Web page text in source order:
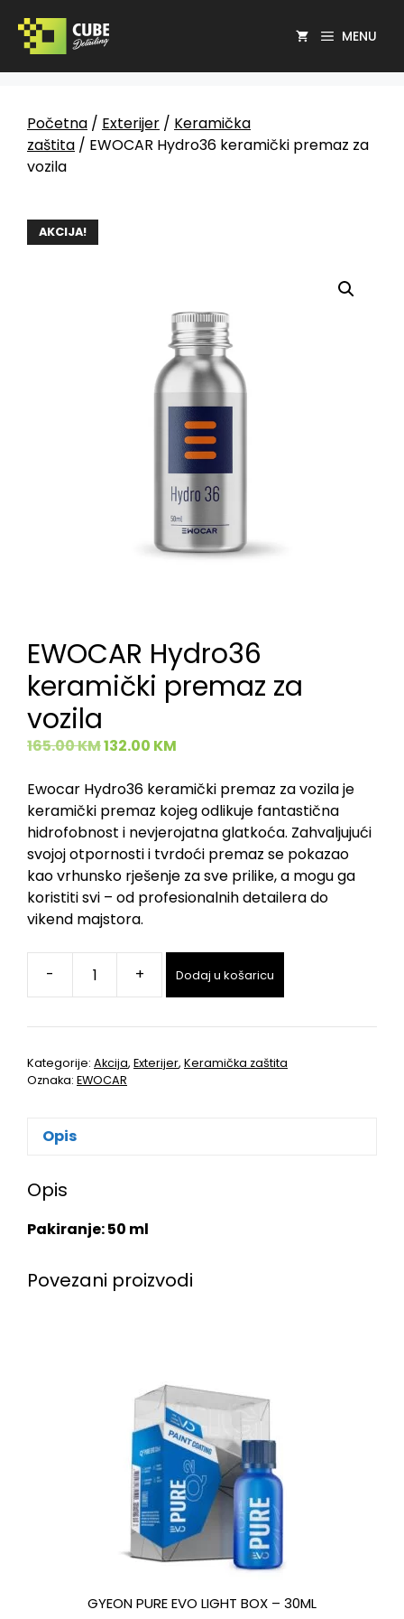
MENU
Početna / Exterijer / Keramička
zaštita / EWOCAR Hydro36 keramički premaz za
vozila
AKCIJA!
EWOCAR Hydro36
keramički premaz za
vozila
165.00KM132.00 KM
Ewocar Hydro36 keramički premaz za vozila je
keramički premaz kojeg odlikuje fantastična
hidrofobnost i nevjerojatna glatkoća. Zahvaljujući
svojoj otpornosti i tvrdoći premaz se pokazao
kao vrhunsko rješenje za sve prilike, a mogu ga
koristiti svi – od profesionalnih detailera do
vikend majstora.
- + Dodaj u košaricu
Kategorije: Akcija, Exterijer, Keramička zaštita
Oznaka: EWOCAR
Opis
Opis
Pakiranje: 50 ml
Povezani proizvodi
GYEON PURE EVO LIGHT BOX – 30ML